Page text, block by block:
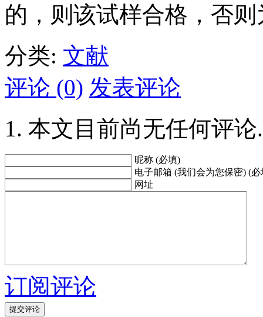
的，则该试样合格，否
分类: 文献
评论 (0) 发表评论
本文目前尚无任何评论.
昵称 (必填)
电子邮箱 (我们会为您保密) (必
网址
订阅评论